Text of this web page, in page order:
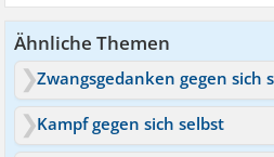
Ähnliche Themen
Zwangsgedanken gegen sich
Kampf gegen sich selbst